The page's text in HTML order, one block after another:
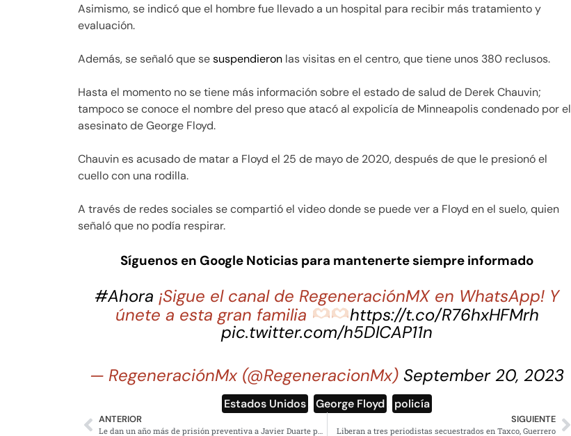
Asimismo, se indicó que el hombre fue llevado a un hospital para recibir más tratamiento y
evaluación.
Además, se señaló que sesuspendieron las visitas en el centro, que tiene unos 380 reclusos.
Hasta el momento no se tiene más información sobre el estado de salud de Derek Chauvin;
tampoco se conoce el nombre del preso que atacó al expolicía de Minneapolis condenado por el
asesinato de George Floyd.
Chauvin es acusado de matar a Floyd el 25 de mayo de 2020, después de que le presionó el
cuello con una rodilla.
A través de redes sociales se compartió el video donde se puede ver a Floyd en el suelo, quien
señaló que no podía respirar.
Síguenos en Google Noticias para mantenerte siempre informado
#Ahora ¡Sigue el canal de RegeneraciónMX en WhatsApp! Y
únete a esta gran familia
https://t.co/R76hxHFMrh
pic.twitter.com/h5DlCAP11n
— RegeneraciónMx (@RegeneracionMx)September 20, 2023
Estados Unidos George Floyd policía
ANTERIOR
Le dan un año más de prisión preventiva a Javier Duarte por desaparición forzada
SIGUIENTE
Liberan a tres periodistas secuestrados en Taxco, Guerrero